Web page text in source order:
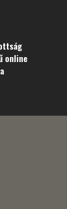
online